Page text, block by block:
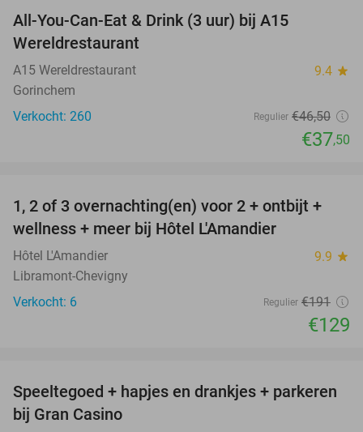
All-You-Can-Eat & Drink (3 uur) bij A15
Wereldrestaurant
A15 Wereldrestaurant 9.4 star
Gorinchem
Verkocht: 260
Regulier €46,50
€37,50
32%
TODAY
1, 2 of 3 overnachting(en) voor 2 + ontbijt +
wellness + meer bij Hôtel L'Amandier
Hôtel L'Amandier 9.9 star
Libramont-Chevigny
Verkocht: 6
Regulier €191
€129
50%
Speeltegoed + hapjes en drankjes + parkeren
bij Gran Casino